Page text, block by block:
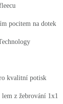
pocitem na dotek
kvalitní potisk
z žebrování 1x1